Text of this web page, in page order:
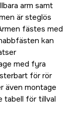
arm samt
är steglös
fästes med
kan
med fyra
för rör
även montage
tabell för tillval